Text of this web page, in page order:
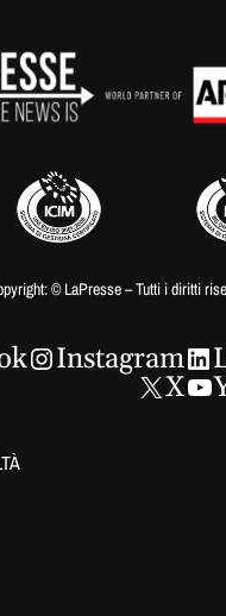
© LaPresse – Tutti i diritti
Instagram
X